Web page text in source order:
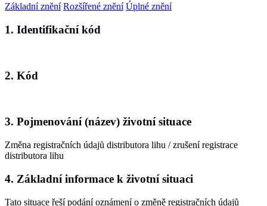
Základní znění Rozšířené znění Úplné znění
1. Identifikační kód
2. Kód
3. Pojmenování (název) životní situace
Změna registračních údajů distributora lihu / zrušení registrace
distributora lihu
4. Základní informace k životní situaci
Tato situace řeší podání oznámení o změně registračních údajů